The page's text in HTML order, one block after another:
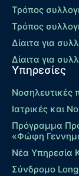
Τρόπος
Τρόπος
Δίαιτα για
Δίαιτα για
Υπηρεσίες
Νοσηλευτικές
Ιατρικές και
Πρόγραμμα
«Φώφη
Νέα Υπηρεσία
Σύνδρομο